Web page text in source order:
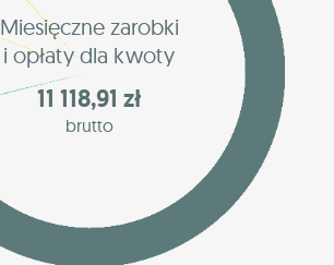
Miesięczne zarobki
i opłaty dla kwoty
11 118,91 zł
brutto